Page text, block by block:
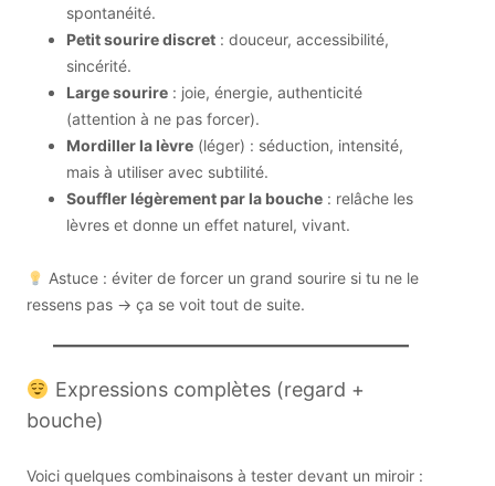
spontanéité.
Petit sourire discret : douceur, accessibilité,
sincérité.
Large sourire : joie, énergie, authenticité
(attention à ne pas forcer).
Mordiller la lèvre (léger) : séduction, intensité,
mais à utiliser avec subtilité.
Souffler légèrement par la bouche : relâche les
lèvres et donne un effet naturel, vivant.
Astuce : éviter de forcer un grand sourire si tu ne le
ressens pas → ça se voit tout de suite.
Expressions complètes (regard +
bouche)
Voici quelques combinaisons à tester devant un miroir :